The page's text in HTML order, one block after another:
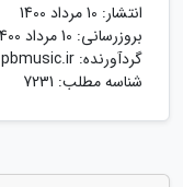
انتشار: 10 مرداد 1400
بروزرسانی: 10 مرداد 1400
گردآورنده: pbmusic.ir
شناسه مطلب: 7231